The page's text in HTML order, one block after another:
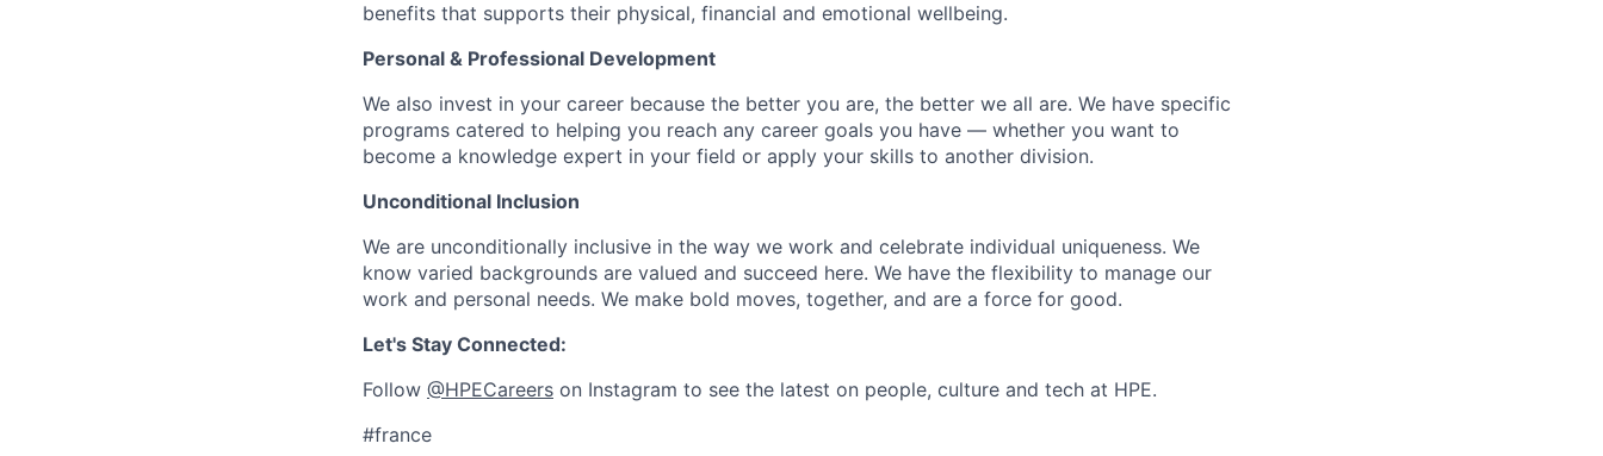
benefits that supports their physical, financial and emotional wellbeing.
Personal & Professional Development
We also invest in your career because the better you are, the better we all are. We have specific
programs catered to helping you reach any career goals you have — whether you want to
become a knowledge expert in your field or apply your skills to another division.
Unconditional Inclusion
We are unconditionally inclusive in the way we work and celebrate individual uniqueness. We
know varied backgrounds are valued and succeed here. We have the flexibility to manage our
work and personal needs. We make bold moves, together, and are a force for good.
Let's Stay Connected:
Follow @HPECareers on Instagram to see the latest on people, culture and tech at HPE.
#france